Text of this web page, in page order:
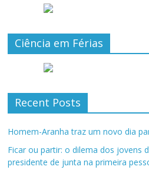
Ciência em Férias
Recent Posts
Homem-Aranha traz um novo dia
Ficar ou partir: o dilema dos jovens
presidente de junta na primeira